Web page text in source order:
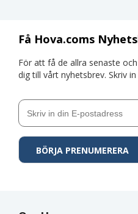
Få Hova.coms
För att få de allra senaste
dig till vårt nyhetsbrev. Skriv